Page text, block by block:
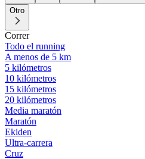
Otro
Correr
Todo el running
A menos de 5 km
5 kilómetros
10 kilómetros
15 kilómetros
20 kilómetros
Media maratón
Maratón
Ekiden
Ultra-carrera
Cruz